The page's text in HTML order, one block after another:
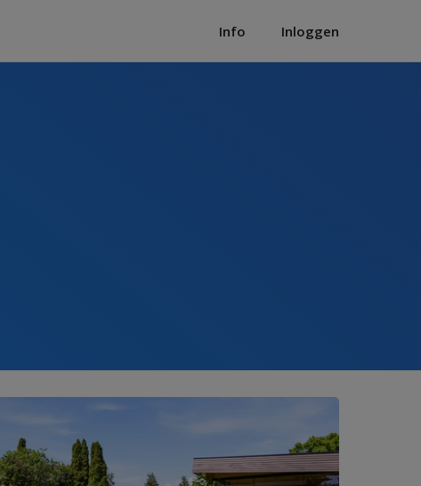
Info Inloggen